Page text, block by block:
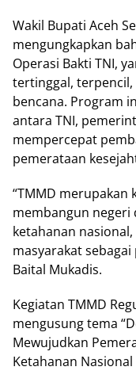
Wakil Bupati Aceh
mengungkapkan
Operasi Bakti TNI,
tertinggal,
bencana. Program
antara TNI,
mempercepat
pemerataan
“TMMD
membangun
ketahanan
masyarakat
Baital Mukadis.
Kegiatan TMMD
mengusung tema
Mewujudkan
Ketahanan Nasional